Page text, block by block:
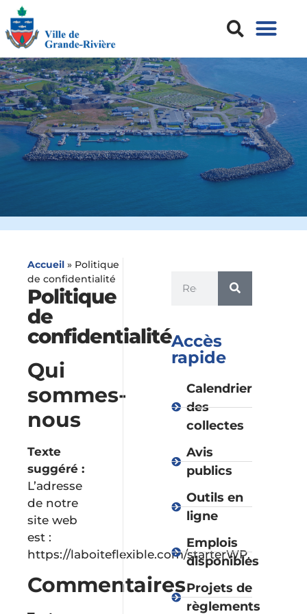
Accueil » Politique
de confidentialité
Politique
de
confidentialité
Qui
sommes-
nous
Texte
suggéré :
L’adresse
de notre
site web
est :
https://laboiteflexible.com/starterWP.
Commentaires
Accès
rapide
Calendrier
des
collectes
Avis
publics
Outils en
ligne
Emplois
disponibles
Projets de
règlements